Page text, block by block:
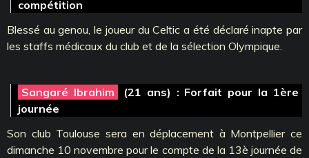
compétition
Blessé au genou, le joueur du Celtic a été déclaré inapte par
les staffs médicaux du club et de la sélection Olympique.
Sangaré Ibrahim
(21 ans) : Forfait pour la 1ère
journée
Son club Toulouse sera en déplacement à Montpellier ce
dimanche 10 novembre pour le compte de la 13è journée de